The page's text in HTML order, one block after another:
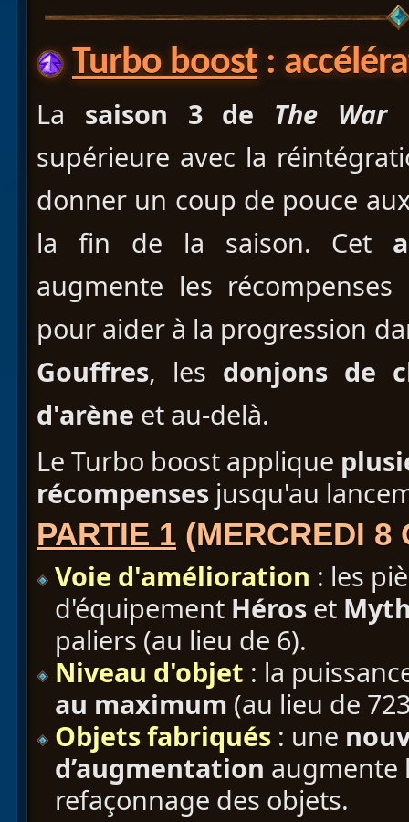
Turbo boost :
La saison 3 de The War
supérieure avec la
donner un coup de pouce
la fin de la saison. Cet
augmente les
pour aider à la progression
Gouffres, les donjons de
d'arène et au-delà.
Le Turbo boost applique
récompenses jusqu'au
PARTIE 1 (MERCREDI 8
Voie d'amélioration : les
d'équipement Héros et
paliers (au lieu de 6).
Niveau d'objet : la
au maximum (au lieu de
Objets fabriqués : une
d’augmentation augmente
refaçonnage des objets.